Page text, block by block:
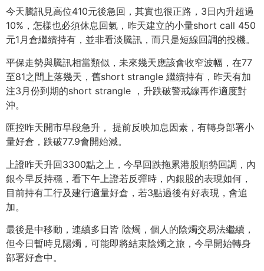
今天騰訊見高位410元後急回，其實也很正路，3日內升超過
10%，怎樣也必須休息回氣，昨天建立的小量short call 450
元1月倉繼續持有，並非看淡騰訊，而只是短線回調的投機。
平保走勢與騰訊相當類似，未來幾天應該會收窄波幅，在77
至81之間上落幾天，舊short strangle 繼續持有，昨天有加
注3月份到期的short strangle ，升跌破警戒線再作適度對
沖。
匯控昨天開市早段急升， 提前反映加息因素，有轉身部署小
量好倉，跌破77.9會開始減。
上證昨天升回3300點之上，今早回跌拖累港股順勢回調，內
銀今早反持穩，看下午上證若反彈時，內銀股的表現如何，
目前持有工行及建行適量好倉，若3點過後有好表現，會追
加。
最後是中移動，連續多日皆 陰燭，個人的陰燭交易法繼續，
但今日暫時見陽燭，可能即將結束陰燭之旅，今早開始轉身
部署好倉中。